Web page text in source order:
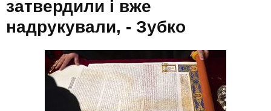
затвердили і вже
надрукували, - Зубко